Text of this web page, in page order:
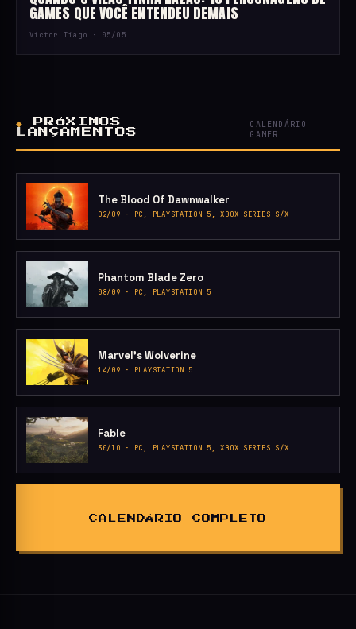
GAMES QUE VOCÊ ENTENDEU DEMAIS
Victor Tiago · 05/05
◆ PRÓXIMOS
LANÇAMENTOS
CALENDÁRIO
GAMER
The Blood Of Dawnwalker
02/09 · PC, PLAYSTATION 5, XBOX SERIES S/X
Phantom Blade Zero
08/09 · PC, PLAYSTATION 5
Marvel’s Wolverine
14/09 · PLAYSTATION 5
Fable
30/10 · PC, PLAYSTATION 5, XBOX SERIES S/X
CALENDÁRIO COMPLETO